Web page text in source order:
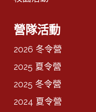
營隊活動
2026 冬令營
2025 夏令營
2025 冬令營
2024 夏令營